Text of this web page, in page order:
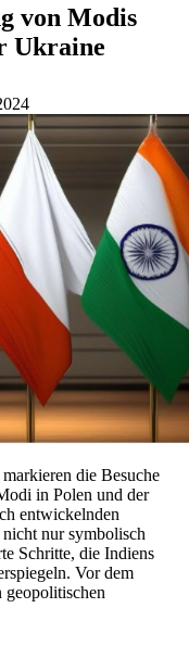
von Modis
Ukraine
die Besuche
in Polen und der
entwickelnden
nur symbolisch
Schritte, die Indiens
Vor dem
geopolitischen